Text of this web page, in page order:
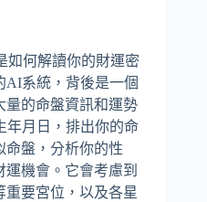
如何解讀你的財運密
AI系統，背後是一個
量的命盤資訊和運勢
年月日，排出你的命
命盤，分析你的性
機會。它會考慮到
要宮位，以及各星